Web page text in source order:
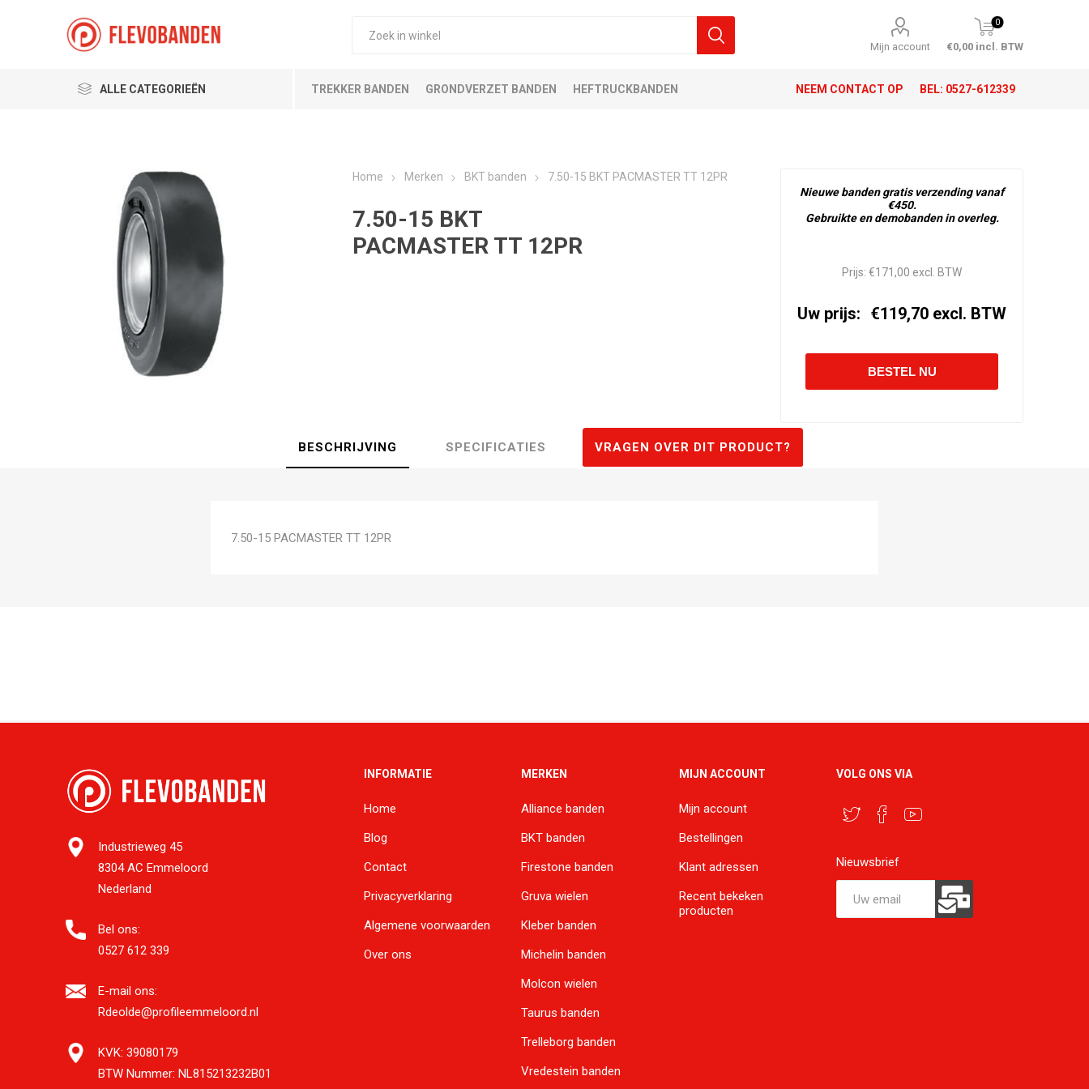
Mijn account
0
€0,00 incl. BTW
ALLE CATEGORIEËN TREKKER BANDEN GRONDVERZET BANDEN HEFTRUCKBANDEN NEEM CONTACT OP BEL: 0527-612339
Home Merken BKT banden 7.50-15 BKT PACMASTER TT 12PR
7.50-15 BKT
PACMASTER TT 12PR
Nieuwe banden gratis verzending vanaf
€450.
Gebruikte en demobanden in overleg.
Prijs: €171,00 excl. BTW
Uw prijs: €119,70 excl. BTW
BESCHRIJVING SPECIFICATIES VRAGEN OVER DIT PRODUCT?
7.50-15 PACMASTER TT 12PR
Industrieweg 45
8304 AC Emmeloord
Nederland
Bel ons:
0527 612 339
E-mail ons:
Rdeolde@profileemmeloord.nl
KVK: 39080179
BTW Nummer: NL815213232B01
INFORMATIE
Home
Blog
Contact
Privacyverklaring
Algemene voorwaarden
Over ons
MERKEN
Alliance banden
BKT banden
Firestone banden
Gruva wielen
Kleber banden
Michelin banden
Molcon wielen
Taurus banden
Trelleborg banden
Vredestein banden
MIJN ACCOUNT
Mijn account
Bestellingen
Klant adressen
Recent bekeken
producten
VOLG ONS VIA
Nieuwsbrief